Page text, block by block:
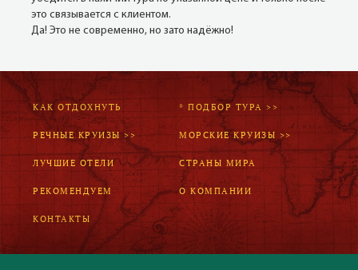
это связывается с клиентом.
Да! Это не современно, но зато надёжно!
КАК ОТДОХНУТЬ * ПОДБОР ТУРА >>
РЕЧНЫЕ КРУИЗЫ >> МОРСКИЕ КРУИЗЫ >>
ЛУЧШИЕ ОТЕЛИ СТРАНЫ МИРА
РЕКОМЕНДУЕМ О КОМПАНИИ
КОНТАКТЫ